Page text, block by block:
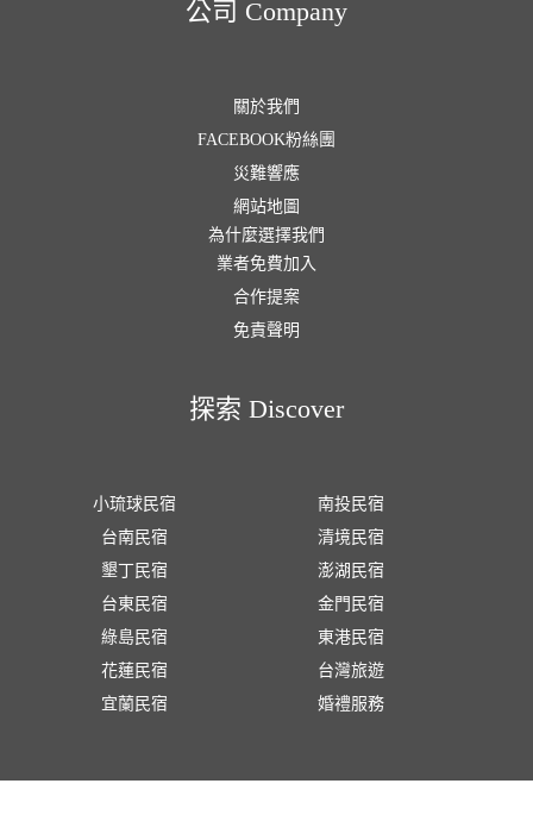
公司 Company
關於我們
FACEBOOK粉絲團
災難響應
網站地圖
為什麼選擇我們
業者免費加入
合作提案
免責聲明
探索 Discover
小琉球民宿
台南民宿
墾丁民宿
台東民宿
綠島民宿
花蓮民宿
宜蘭民宿
南投民宿
清境民宿
澎湖民宿
金門民宿
東港民宿
台灣旅遊
婚禮服務